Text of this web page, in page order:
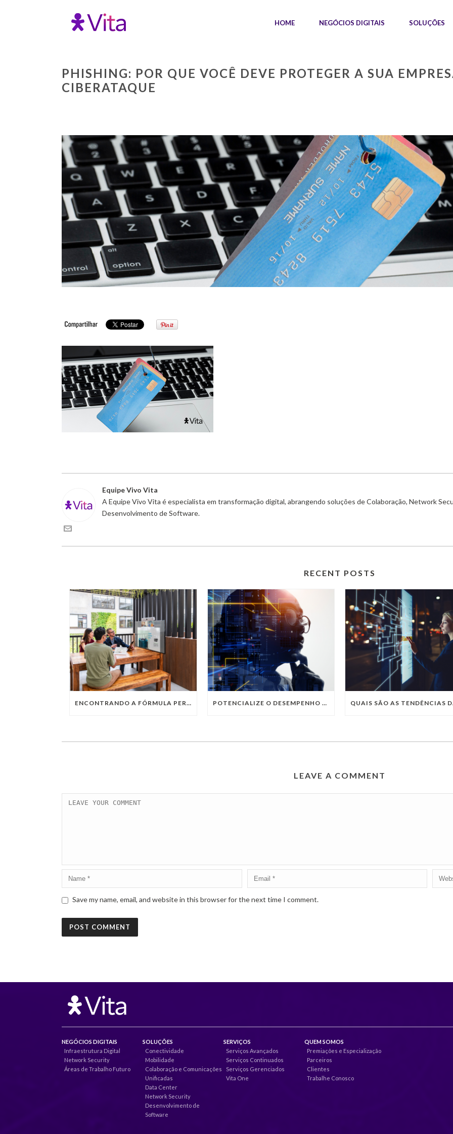
HOME NEGÓCIOS DIGITAIS SOLUÇÕES
PHISHING: POR QUE VOCÊ DEVE PROTEGER A SUA
CIBERATAQUE
Equipe Vivo Vita
A Equipe Vivo Vita é especialista em transformação digital, abrangendo soluções de Colaboração, Network
Desenvolvimento de Software.
RECENT POSTS
ENCONTRANDO A FÓRMULA PERFEITA: TRABALHO PRESENCIAL, HOME OFFICE OU TRABALHO HÍBRIDO? POTENCIALIZE O DESEMPENHO DA SUA EMPRESA COM OS SERVIÇOS DE TI DA VIVO VITA
LEAVE A COMMENT
Save my name, email, and website in this browser for the next time I comment.
NEGÓCIOS DIGITAIS
Infraestrutura Digital
Network Security
Áreas de Trabalho Futuro
SOLUÇÕES
Conectividade
Mobilidade
Colaboração e Comunicações
Unificadas
Data Center
Network Security
Desenvolvimento de
Software
SERVIÇOS
Serviços Avançados
Serviços Continuados
Serviços Gerenciados
Vita One
QUEM SOMOS
Premiações e Especialização
Parceiros
Clientes
Trabalhe Conosco